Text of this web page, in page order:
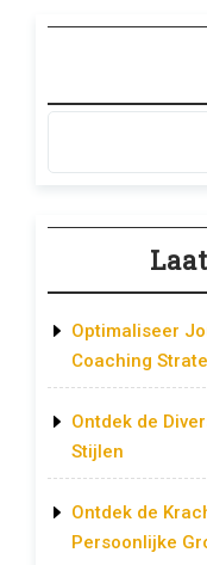
Optimaliseer
Coaching
Ontdek de
Stijlen
Ontdek de
Persoonlijke